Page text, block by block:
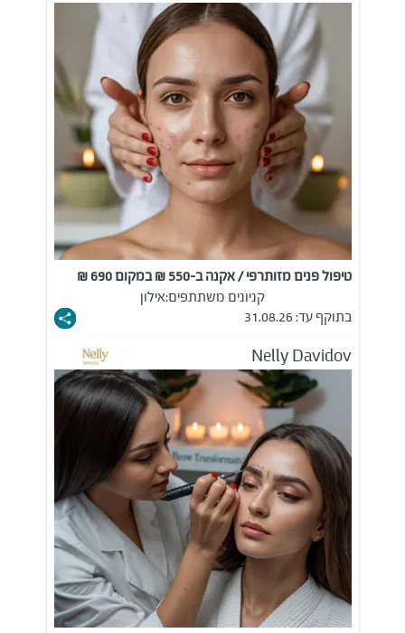
טיפול פנים מזותרפי / אקנה ב-550 ₪ במקום 690 ₪
קניונים משתתפים:אילון
בתוקף עד: 31.08.26
Nelly Davidov